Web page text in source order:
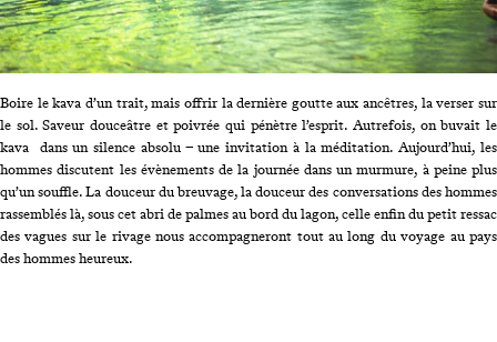
Boire le kava d’un trait, mais offrir la dernière goutte aux ancêtres, la verser sur
le sol. Saveur douceâtre et poivrée qui pénètre l’esprit. Autrefois, on buvait le
kava dans un silence absolu – une invitation à la méditation. Aujourd’hui, les
hommes discutent les évènements de la journée dans un murmure, à peine plus
qu’un souffle. La douceur du breuvage, la douceur des conversations des hommes
rassemblés là, sous cet abri de palmes au bord du lagon, celle enfin du petit ressac
des vagues sur le rivage nous accompagneront tout au long du voyage au pays
des hommes heureux.